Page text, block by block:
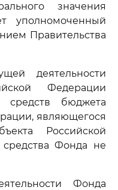
значения
уполномоченный
Правительства
деятельности
Федерации
средств бюджета
являющегося
Российской
Фонда не
Фонда